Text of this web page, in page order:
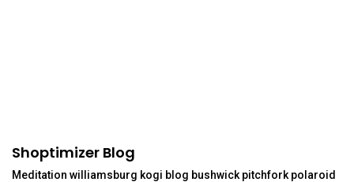
Shoptimizer Blog
Meditation williamsburg kogi blog bushwick pitchfork polaroid